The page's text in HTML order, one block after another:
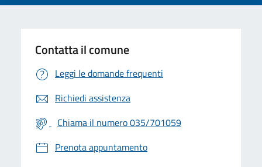
Contatta il comune
Leggi le domande frequenti
Richiedi assistenza
Chiama il numero 035/701059
Prenota appuntamento